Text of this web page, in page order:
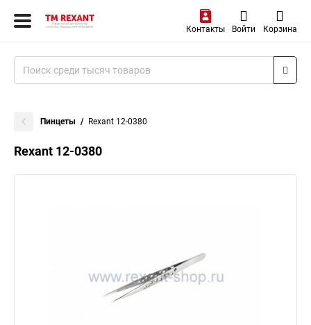
Контакты Войти Корзина
Пинцеты Rexant 12-0380
Rexant 12-0380